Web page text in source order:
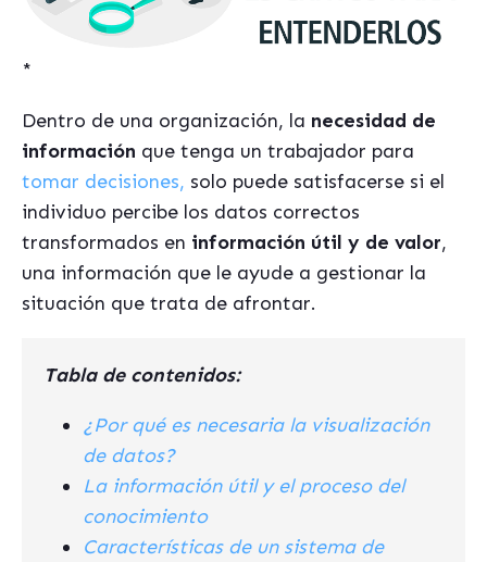
*
Dentro de una organización, la necesidad de
información que tenga un trabajador para
tomar decisiones, solo puede satisfacerse si el
individuo percibe los datos correctos
transformados en información útil y de valor,
una información que le ayude a gestionar la
situación que trata de afrontar.
Tabla de contenidos:
¿Por qué es necesaria la visualización
de datos?
La información útil y el proceso del
conocimiento
Características de un sistema de